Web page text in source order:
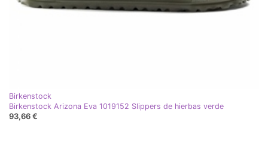
Birkenstock
Birkenstock Arizona Eva 1019152 Slippers de hierbas verde
93,66 €